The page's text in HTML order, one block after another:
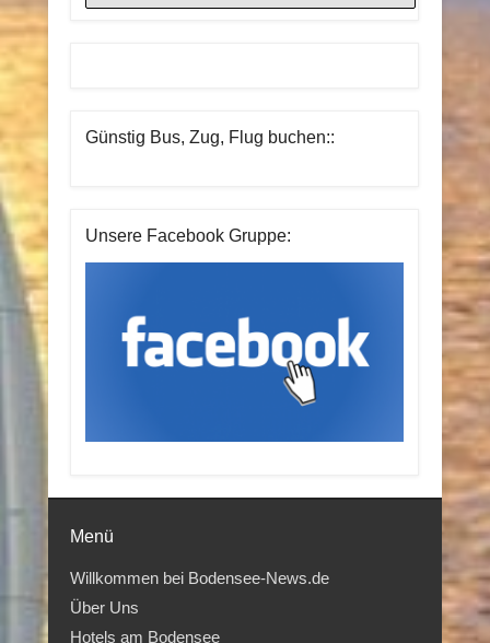
Günstig Bus, Zug, Flug buchen::
Unsere Facebook Gruppe:
Menü
Willkommen bei Bodensee-News.de
Über Uns
Hotels am Bodensee